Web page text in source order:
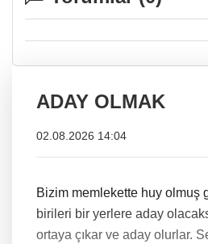
ADAY OLMAK
02.08.2026 14:04
Bizim memlekette huy olmuş
birileri bir yerlere aday
ortaya çıkar ve aday olurlar.